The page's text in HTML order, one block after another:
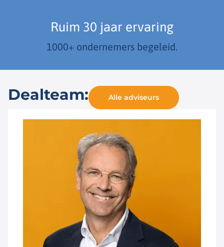
Ruim 30 jaar ervaring
1000+ ondernemers begeleid.
Dealteam: Alle adviseurs